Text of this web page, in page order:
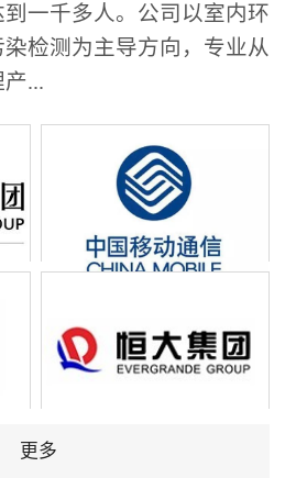
一千多人。公司以室内环
检测为主导方向，专业从
...
更多